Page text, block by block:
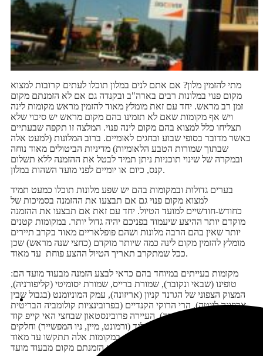
מתי להזמין מלון? אם אתם לנים במלון תוכלו לעתים קרובות למצוא
מקום פנוי במלונות רבים בארה"ב ובקנדה גם אם לא הזמנתם מקום
זמן רב מראש. יחד עם זאת מומלץ מאוד להזמין מראש מקומות לינה
ויש אף מקומות שאם לא תזמינו בהם מקום מראש יש סיכוי שלא
תצליחו כלל למצוא בהם מקום לינה פנוי. המלצה זו תקפה שבעתיים
כאשר מדובר בסופי שבוע ובחגים לאומיים. ברוב המלונות (למעט אלה
שבתוך שמורות הטבע הלאומיות) מדיניות הביטולים מאוד נוחה
ובמקרה של שינוי תוכניות ניתן תמיד לבטל את ההזמנה ללא תשלום
קנס, כיום או יומיים לפני מועד השהות במלון.
בערים גדולות ובמקומות בהם יש שפע מלונות תוכלו כמעט תמיד
למצוא מקום פנוי גם אם תבצעו את ההזמנה בסמיכות של
כחודש-חודשיים למועד הטיול. יחד עם זאת אם תבצעו את ההזמנה
מוקדם יותר ההיצע שיעמוד בפניכם יהיה גדול יותר. במקומות קטנים
יותר שאין בהם הרבה מלונות ושהם פופלאריים מאוד בקרב תיירים
מומלץ להזמין מקום לינה כמה שיותר מוקדם (כחצי שנה מראש) שכן
ככל שמתקרב תאריך הטיול ההצע פוחת עד מאוד.
מקומות בעייתים במיוחד בהם כדאי לבצע הזמנה מבעוד מועד הם:
טופינו (שבאי ונקובר), שמורת ברייס, שמורת יסומיטי (קליפורניה),
המצוק הצפוני של הגרנד קניון (אריזונה), עמק המוניומנט (בגבול שבין
אריזונה ליוטה), הרי הרוקי הקנדיים (בפרובינציות קולומביה הבריטית
ואלברטה שבקנדה), העיירה פרובינסטאון שבחצי האי קייפ קוד
(מסצ'וסטס) וכן אזור ניו אינגלנד (ורמונט, מיין, ניו המפשייר) וחלקים
ממדינת ניו יורק בעונת השלכת. במקומות אלה תתקשו עד מאוד